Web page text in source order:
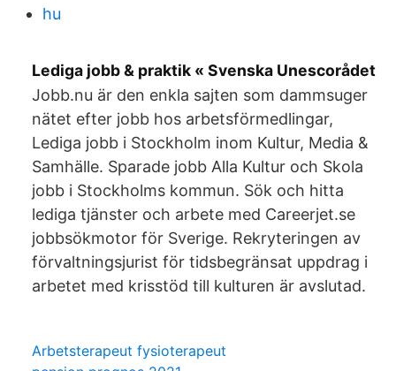
hu
Lediga jobb & praktik « Svenska Unescorådet
Jobb.nu är den enkla sajten som dammsuger
nätet efter jobb hos arbetsförmedlingar,
Lediga jobb i Stockholm inom Kultur, Media &
Samhälle. Sparade jobb Alla Kultur och Skola
jobb i Stockholms kommun. Sök och hitta
lediga tjänster och arbete med Careerjet.se
jobbsökmotor för Sverige. Rekryteringen av
förvaltningsjurist för tidsbegränsat uppdrag i
arbetet med krisstöd till kulturen är avslutad.
Arbetsterapeut fysioterapeut